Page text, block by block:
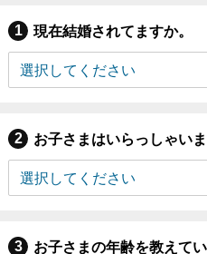
現在結婚されてますか。
お子さまはいらっしゃいま
お子さまの年齢を教えて